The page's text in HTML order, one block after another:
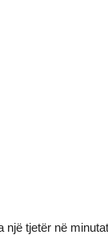
tjetër në